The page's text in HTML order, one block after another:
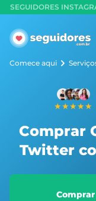
SEGUIDORES
Seguidores.com.br
Comece aqui
★★★★★
Comprar
Twitter